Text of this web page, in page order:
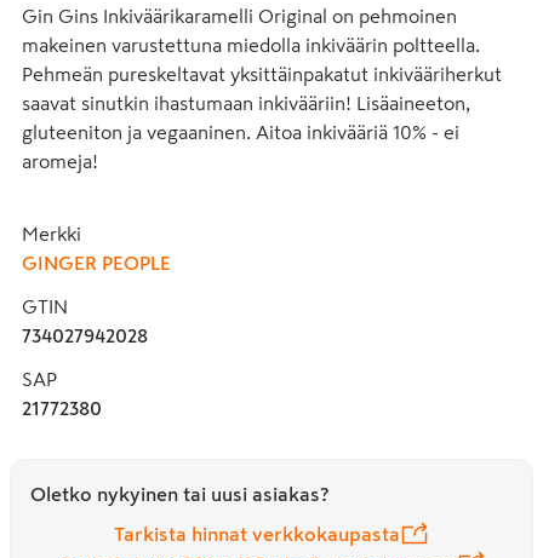
Gin Gins Inkiväärikaramelli Original on pehmoinen
makeinen varustettuna miedolla inkiväärin poltteella.
Pehmeän pureskeltavat yksittäinpakatut inkivääriherkut
saavat sinutkin ihastumaan inkivääriin! Lisäaineeton,
gluteeniton ja vegaaninen. Aitoa inkivääriä 10% - ei
aromeja!
Merkki
GINGER PEOPLE
GTIN
734027942028
SAP
21772380
Oletko nykyinen tai uusi asiakas?
Tarkista hinnat verkkokaupasta